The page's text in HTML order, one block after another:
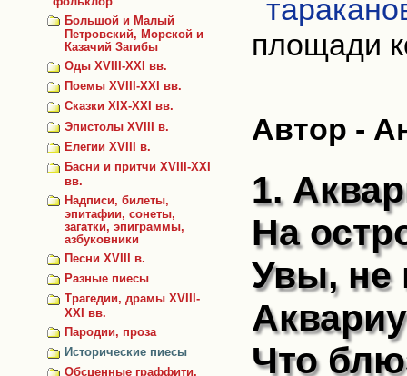
Большой и Малый
Петровский, Морской и
Казачий Загибы
Оды XVIII-XXI вв.
Поемы XVIII-XXI вв.
Сказки ХIХ-XXI вв.
Эпистолы XVIII в.
Елегии XVIII в.
Басни и притчи XVIII-ХХI
вв.
Надписи, билеты,
эпитафии, сонеты,
загатки, эпиграммы,
азбуковники
Песни XVIII в.
Разные пиесы
Трагедии, драмы XVIII-
XXI вв.
Пародии, проза
Исторические пиесы
Обсценные граффити,
площади
Автор -
1.
На
Увы, не
Что